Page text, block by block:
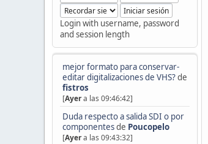
Login with username, password
and session length
mejor formato para conservar-
editar digitalizaciones de VHS?de
fistros
[Ayera las 09:46:42]
Duda respecto a salida SDI o por
componentesde Poucopelo
[Ayera las 09:43:32]